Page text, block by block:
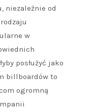
niezależnie od
w
posłużyć jako
billboardów to
ogromną